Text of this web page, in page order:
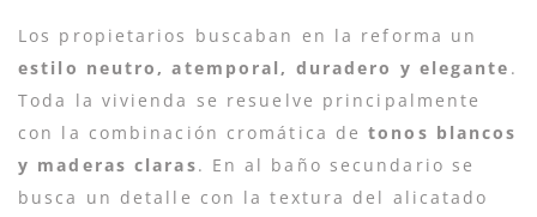
Los propietarios buscaban en la reforma un
estilo neutro, atemporal, duradero y elegante .
Toda la vivienda se resuelve principalmente
con la combinación cromática detonos blancos
y maderas claras. En al baño secundario se
busca un detalle con la textura del alicatado